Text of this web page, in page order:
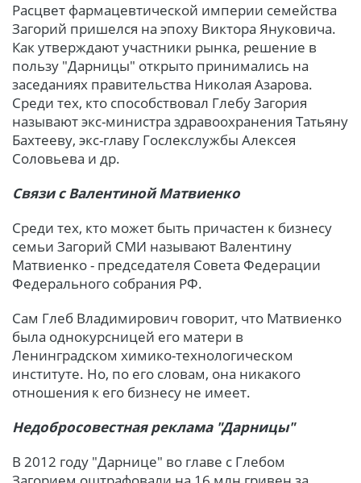
Расцвет фармацевтической империи семейства
Загорий пришелся на эпоху Виктора Януковича.
Как утверждают участники рынка, решение в
пользу "Дарницы" открыто принимались на
заседаниях правительства Николая Азарова.
Среди тех, кто способствовал Глебу Загория
называют экс-министра здравоохранения Татьяну
Бахтееву, экс-главу Гослекслужбы Алексея
Соловьева и др.
Связи с Валентиной Матвиенко
Среди тех, кто может быть причастен к бизнесу
семьи Загорий СМИ называют Валентину
Матвиенко - председателя Совета Федерации
Федерального собрания РФ.
Сам Глеб Владимирович говорит, что Матвиенко
была однокурсницей его матери в
Ленинградском химико-технологическом
институте. Но, по его словам, она никакого
отношения к его бизнесу не имеет.
Недобросовестная реклама "Дарницы"
В 2012 году "Дарнице" во главе с Глебом